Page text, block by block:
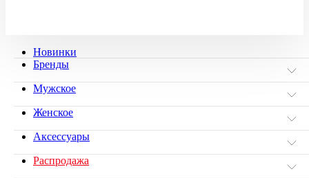
Новинки
Бренды
Мужское
Женское
Аксессуары
Распродажа